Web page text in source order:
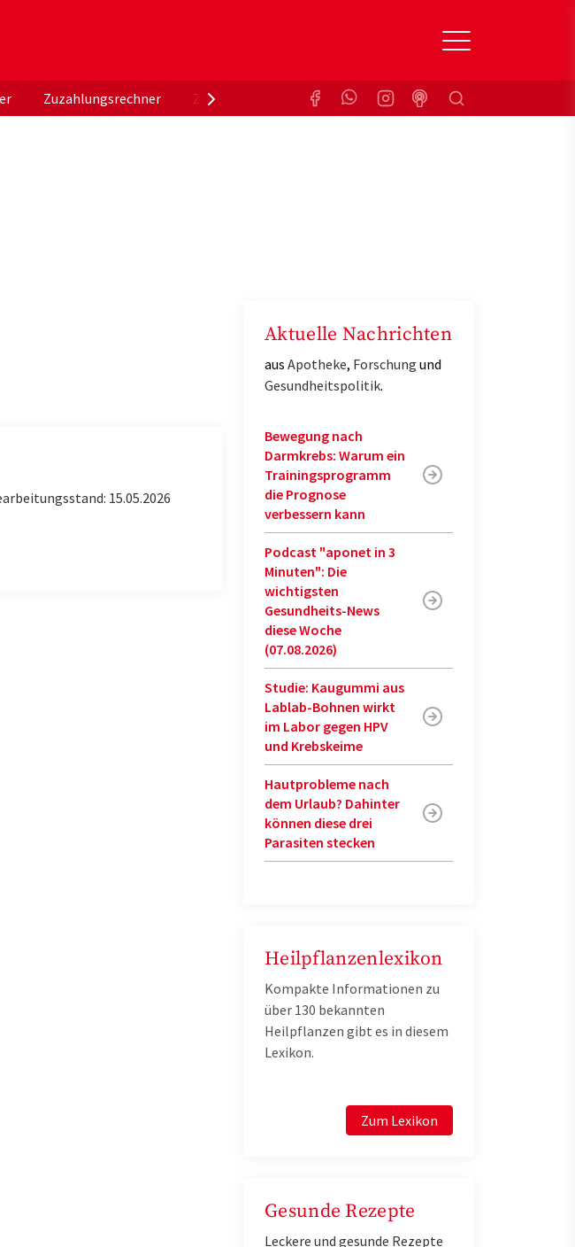
Zuzahlungsrechner Zuzahlungsbefreiung KrankenkasseSuchen
15.05.2026
Aktuelle Nachrichten
aus Apotheke, Forschung und
Gesundheitspolitik.
Bewegung nach
Darmkrebs: Warum ein
Trainingsprogramm
die Prognose
verbessern kann
Podcast "aponet in 3
Minuten": Die
wichtigsten
Gesundheits-News
diese Woche
(07.08.2026)
Studie: Kaugummi aus
Lablab-Bohnen wirkt
im Labor gegen HPV
und Krebskeime
Hautprobleme nach
dem Urlaub? Dahinter
können diese drei
Parasiten stecken
Heilpflanzenlexikon
Kompakte Informationen zu
über 130 bekannten
Heilpflanzen gibt es in diesem
Lexikon.
Zum Lexikon
Gesunde Rezepte
Leckere und gesunde Rezepte